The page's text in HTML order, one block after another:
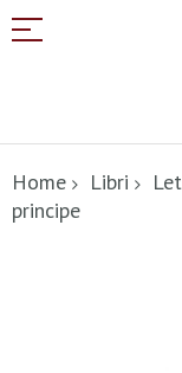
al
contenuto
Home Libri
principe